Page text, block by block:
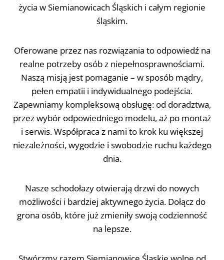
życia w Siemianowicach Śląskich i całym regionie
śląskim.
Oferowane przez nas rozwiązania to odpowiedź na
realne potrzeby osób z niepełnosprawnościami.
Naszą misją jest pomaganie – w sposób mądry,
pełen empatii i indywidualnego podejścia.
Zapewniamy kompleksową obsługę: od doradztwa,
przez wybór odpowiedniego modelu, aż po montaż
i serwis. Współpraca z nami to krok ku większej
niezależności, wygodzie i swobodzie ruchu każdego
dnia.
Nasze schodołazy otwierają drzwi do nowych
możliwości i bardziej aktywnego życia. Dołącz do
grona osób, które już zmieniły swoją codzienność
na lepsze.